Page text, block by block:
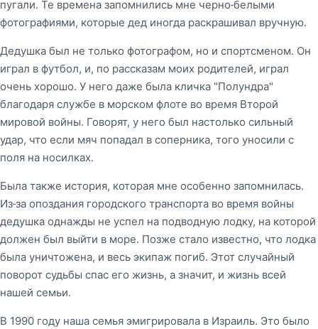
пугали. Те времена запомнились мне черно-белыми
фотографиями, которые дед иногда раскрашивал вручную.
Дедушка был не только фотографом, но и спортсменом. Он
играл в футбол, и, по рассказам моих родителей, играл
очень хорошо. У него даже была кличка "Полундра"
благодаря службе в морском флоте во время Второй
мировой войны. Говорят, у него был настолько сильный
удар, что если мяч попадал в соперника, того уносили с
поля на носилках.
Была также история, которая мне особенно запомнилась.
Из-за опоздания городского транспорта во время войны
дедушка однажды не успел на подводную лодку, на которой
должен был выйти в море. Позже стало известно, что лодка
была уничтожена, и весь экипаж погиб. Этот случайный
поворот судьбы спас его жизнь, а значит, и жизнь всей
нашей семьи.
В 1990 году наша семья эмигрировала в Израиль. Это было